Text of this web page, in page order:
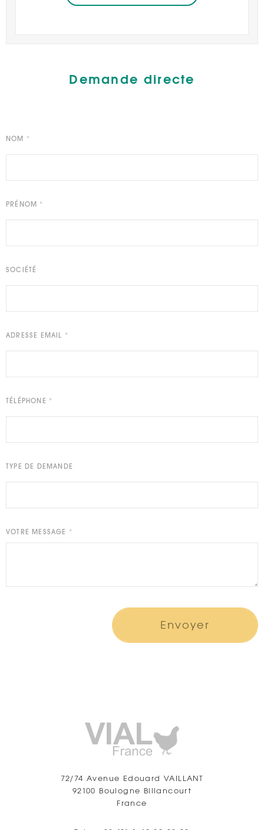
Demande directe
NOM *
PRÉNOM *
SOCIÉTÉ
ADRESSE EMAIL *
TÉLÉPHONE *
TYPE DE DEMANDE
VOTRE MESSAGE *
Envoyer
72/74 Avenue Edouard VAILLANT
92100 Boulogne Billancourt
France